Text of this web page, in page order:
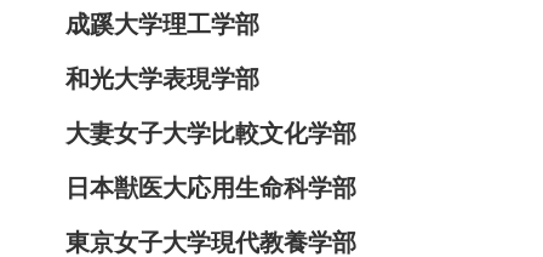
成蹊大学理工学部
和光大学表現学部
大妻女子大学比較文化学部
日本獣医大応用生命科学部
東京女子大学現代教養学部